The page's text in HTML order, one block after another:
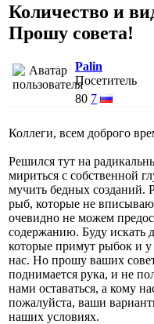
Количество и
Прошу совета!
Palin
Посетитель
80 7
Коллеги, всем доброго
Решился тут на
мириться с собственной
мучить бедных созданий.
рыб, которые не
очевидно не можем
содержанию. Буду искать
которые примут рыбок и
нас. Но прошу ваших
поднимается рука, и не
нами оставаться, а кому
пожалуйста, ваши
наших условиях.